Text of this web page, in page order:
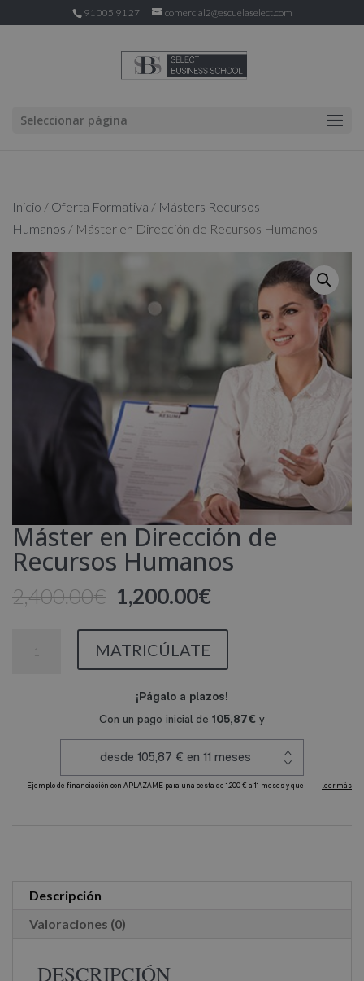
91 005 91 27 comercial2@escuelaselect.com
Seleccionar página
Inicio / Oferta Formativa / Másters Recursos
Humanos / Máster en Dirección de Recursos Humanos
Máster en Dirección de
Recursos Humanos
2,400.00€ El
original
era:
1,200.00€El
actual
es:
MATRICÚLATE
Descripción
Valoraciones (0)
DESCRIPCIÓN